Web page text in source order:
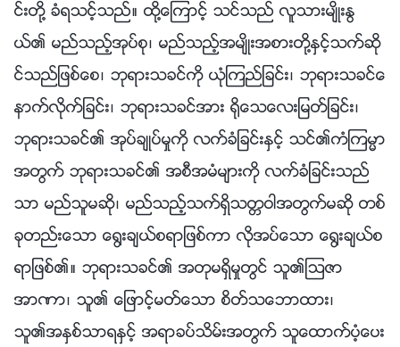
င္းတို႔ ခံရသင့္သည္။ ထို႔ေၾကာင့္ သင္သည္ လူသားမ်ိဳးႏြ
ယ္၏ မည္သည့္အုပ္စု၊ မည္သည့္အမ်ိဳးအစားတို႔ႏွင့္သက္ဆို
င္သည္ျဖစ္ေစ၊ ဘုရားသခင္ကို ယုံၾကည္ျခင္း၊ ဘုရားသခင္ေ
နာက္လိုက္ျခင္း၊ ဘုရားသခင္အား ႐ိုေသေလးျမတ္ျခင္း၊
ဘုရားသခင္၏ အုပ္ခ်ဳပ္မႈကို လက္ခံျခင္းႏွင့္ သင္၏ကံၾကမၼာ
အတြက္ ဘုရားသခင္၏ အစီအမံမ်ားကို လက္ခံျခင္းသည္
သာ မည္သူမဆို၊ မည္သည့္သက္ရွိသတၱဝါအတြက္မဆို တစ္
ခုတည္းေသာ ေ႐ြးခ်ယ္စရာျဖစ္ကာ လိုအပ္ေသာ ေ႐ြးခ်ယ္စ
ရာျဖစ္၏။ ဘုရားသခင္၏ အတုမရွိမႈတြင္ သူ၏ၾသဇာ
အာဏာ၊ သူ၏ ေျဖာင့္မတ္ေသာ စိတ္သေဘာထား၊
သူ၏အႏွစ္သာရႏွင့္ အရာခပ္သိမ္းအတြက္ သူေထာက္ပံ့ေပး